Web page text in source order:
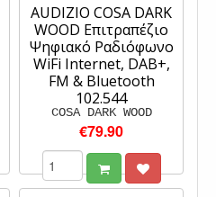
AUDIZIO COSA DARK
WOOD Επιτραπέζιο
Ψηφιακό Ραδιόφωνο
WiFi Internet, DAB+,
FM & Bluetooth
102.544
COSA DARK WOOD
€79.90